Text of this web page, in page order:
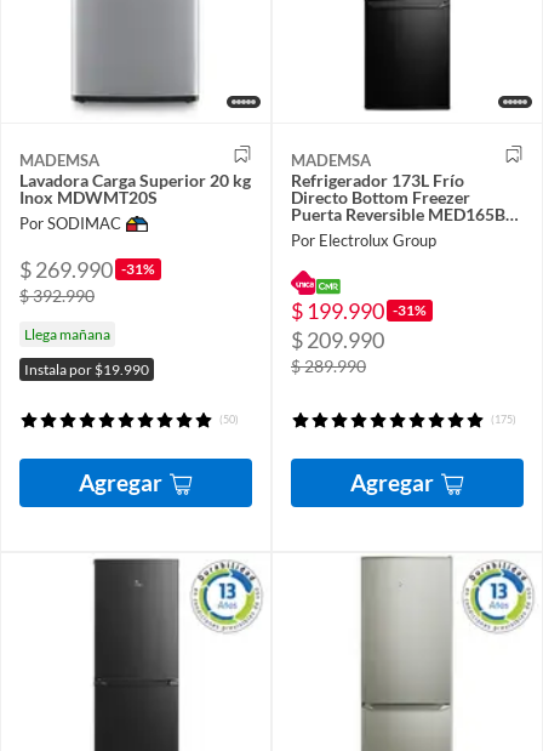
MADEMSA
Lavadora Carga Superior 20 kg
Inox MDWMT20S
Por SODIMAC
$ 269.990 -31%
$ 392.990
Llega mañana
Instala por $19.990
(50)
Agregar
MADEMSA
Refrigerador 173L Frío
Directo Bottom Freezer
Puerta Reversible MED165B
Negro.
Por Electrolux Group
$ 199.990 -31%
$ 209.990
$ 289.990
(175)
Agregar